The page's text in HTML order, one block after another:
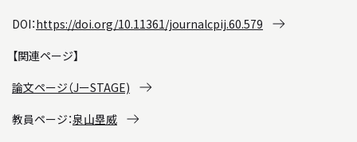
DOI：https://doi.org/10.11361/journalcpij.60.579
【関連ページ】
論文ページ（JーSTAGE)
教員ページ：泉山塁威